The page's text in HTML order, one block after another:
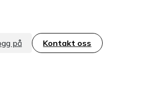
på Kontakt oss​​​​​​​